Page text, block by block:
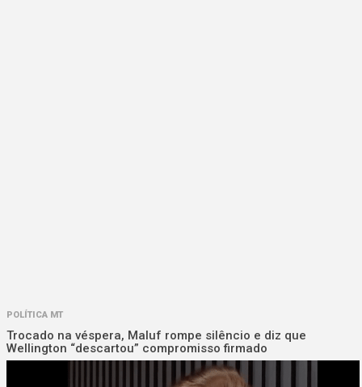
POLÍTICA MT
Trocado na véspera, Maluf rompe silêncio e diz que
Wellington “descartou” compromisso firmado